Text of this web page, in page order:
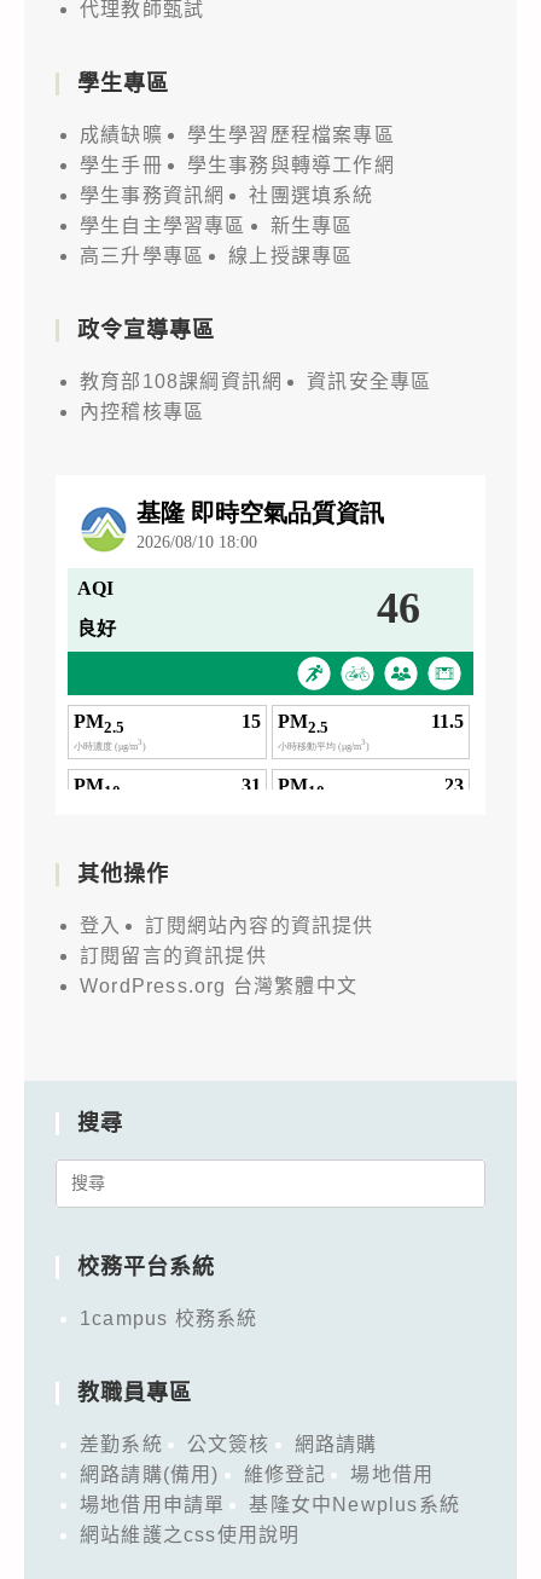
代理教師甄試
學生專區
成績缺曠
學生學習歷程檔案專區
學生手冊
學生事務與轉導工作網
學生事務資訊網
社團選填系統
學生自主學習專區
新生專區
高三升學專區
線上授課專區
政令宣導專區
教育部108課綱資訊網
資訊安全專區
內控稽核專區
其他操作
登入
訂閱網站內容的資訊提供
訂閱留言的資訊提供
WordPress.org 台灣繁體中文
搜尋
Search
校務平台系統
1campus 校務系統
教職員專區
差勤系統 公文簽核
網路請購
網路請購(備用)
維修登記
場地借用
場地借用申請單
基隆女中Newplus系統
網站維護之css使用說明